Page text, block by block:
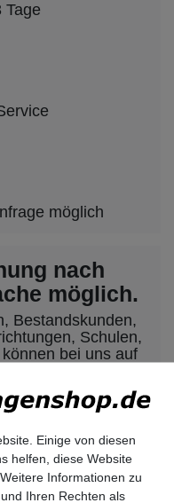
Tage
möglich
nach
möglich.
Bestandskunden,
Schulen,
bei uns auf
oder per
uns auf.
Einige von diesen
helfen, diese Website
Informationen zu
Ihren Rechten als